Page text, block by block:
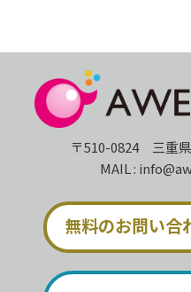
〒510-0824 三重
MAIL :
無料のお問い合